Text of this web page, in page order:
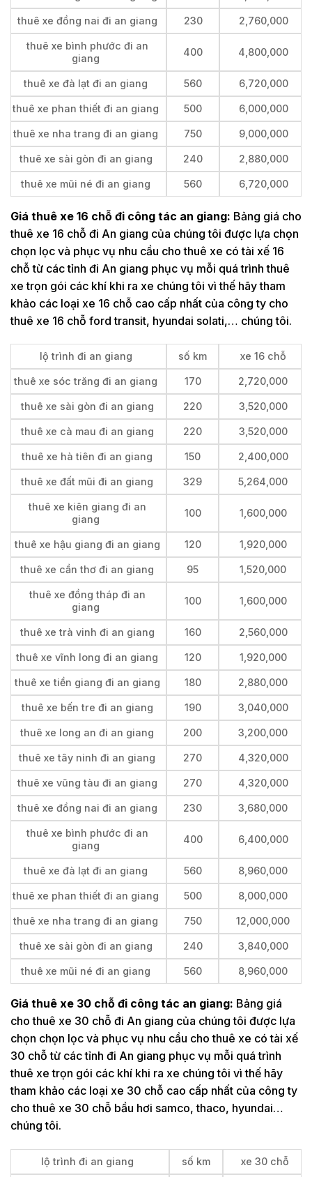
thuê xe đồng nai đi an giang 230 2,760,000
thuê xe bình phước đi an
giang
400 4,800,000
thuê xe đà lạt đi an giang 560 6,720,000
thuê xe phan thiết đi an giang 500 6,000,000
thuê xe nha trang đi an giang 750 9,000,000
thuê xe sài gòn đi an giang 240 2,880,000
thuê xe mũi né đi an giang 560 6,720,000
Giá thuê xe 16 chỗ đi công tác an giang: Bảng giá cho
thuê xe 16 chỗ đi An giang của chúng tôi được lựa chọn
chọn lọc và phục vụ nhu cầu cho thuê xe có tài xế 16
chỗ từ các tỉnh đi An giang phục vụ mỗi quá trình thuê
xe trọn gói các khí khi ra xe chúng tôi vì thế hãy tham
khảo các loại xe 16 chỗ cao cấp nhất của công ty cho
thuê xe 16 chỗ ford transit, hyundai solati,… chúng tôi.
lộ trình đi an giang số km xe 16 chỗ
thuê xe sóc trăng đi an giang 170 2,720,000
thuê xe sài gòn đi an giang 220 3,520,000
thuê xe cà mau đi an giang 220 3,520,000
thuê xe hà tiên đi an giang 150 2,400,000
thuê xe đất mũi đi an giang 329 5,264,000
thuê xe kiên giang đi an
giang
100 1,600,000
thuê xe hậu giang đi an giang 120 1,920,000
thuê xe cần thơ đi an giang 95 1,520,000
thuê xe đồng tháp đi an
giang
100 1,600,000
thuê xe trà vinh đi an giang 160 2,560,000
thuê xe vĩnh long đi an giang 120 1,920,000
thuê xe tiền giang đi an giang 180 2,880,000
thuê xe bến tre đi an giang 190 3,040,000
thuê xe long an đi an giang 200 3,200,000
thuê xe tây ninh đi an giang 270 4,320,000
thuê xe vũng tàu đi an giang 270 4,320,000
thuê xe đồng nai đi an giang 230 3,680,000
thuê xe bình phước đi an
giang
400 6,400,000
thuê xe đà lạt đi an giang 560 8,960,000
thuê xe phan thiết đi an giang 500 8,000,000
thuê xe nha trang đi an giang 750 12,000,000
thuê xe sài gòn đi an giang 240 3,840,000
thuê xe mũi né đi an giang 560 8,960,000
Giá thuê xe 30 chỗ đi công tác an giang: Bảng giá
cho thuê xe 30 chỗ đi An giang của chúng tôi được lựa
chọn chọn lọc và phục vụ nhu cầu cho thuê xe có tài xế
30 chỗ từ các tỉnh đi An giang phục vụ mỗi quá trình
thuê xe trọn gói các khí khi ra xe chúng tôi vì thế hãy
tham khảo các loại xe 30 chỗ cao cấp nhất của công ty
cho thuê xe 30 chỗ bầu hơi samco, thaco, hyundai…
chúng tôi.
lộ trình đi an giang số km xe 30 chỗ